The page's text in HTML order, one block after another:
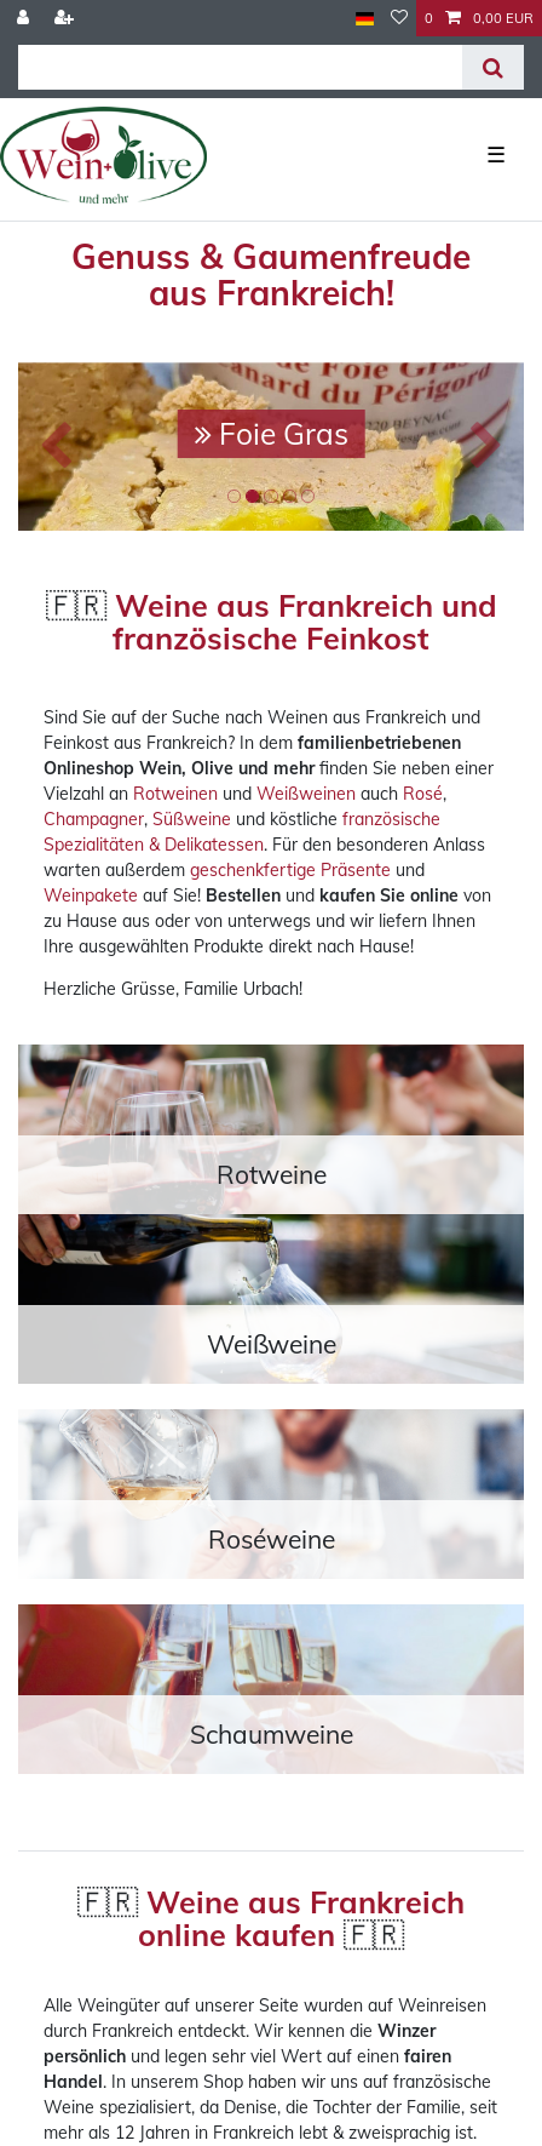
0 0,00 EUR
☰
Genuss & Gaumenfreude
aus Frankreich!
Foie Gras
🇫🇷Weine aus Frankreich und
französische Feinkost
Sind Sie auf der Suche nach Weinen aus Frankreich und
Feinkost aus Frankreich? In dem familienbetriebenen
Onlineshop Wein, Olive und mehrfinden Sie neben einer
Vielzahl an Rotweinen und Weißweinen auch Rosé,
Champagner, Süßweine und köstliche französische
Spezialitäten & Delikatessen. Für den besonderen Anlass
warten außerdem geschenkfertige Präsente und
Weinpakete auf Sie! Bestellen und kaufen Sie online von
zu Hause aus oder von unterwegs und wir liefern Ihnen
Ihre ausgewählten Produkte direkt nach Hause!
Herzliche Grüsse, Familie Urbach!
Rotweine
Weißweine
Roséweine
Schaumweine
🇫🇷Weine aus Frankreich
online kaufen 🇫🇷
Alle Weingüter auf unserer Seite wurden auf Weinreisen
durch Frankreich entdeckt. Wir kennen die Winzer
persönlich und legen sehr viel Wert auf einen fairen
Handel . In unserem Shop haben wir uns auf französische
Weine spezialisiert, da Denise, die Tochter der Familie, seit
mehr als 12 Jahren in Frankreich lebt & zweisprachig ist.